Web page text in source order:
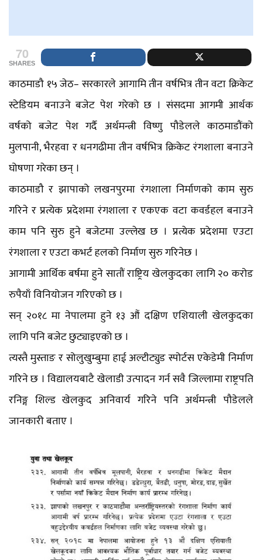
70
SHARES
काठमाडौ १५ जेठ– सरकारले आगामि तीन वर्षभित्र तीन वटा क्रिकेट
स्टेडियम बनाउने बजेट पेश गरेको छ । संसदमा आगमी आर्थक
वर्षको बजेट पेश गर्दै अर्थमन्त्री विष्णु पौडेलले काठमाडौंको
मुलपानी, भैरहवा र धनगढीमा तीन वर्षभित्र क्रिकेट रंगशाला बनाउने
घोषणा गरेका छन् ।
काठमाडौ र झापाको लखनपुरमा रंगशाला निर्माणको काम सुरु
गरिने र प्रत्येक प्रदेशमा रंगशाला र एकएक वटा कवर्डहल बनाउने
काम पनि सुरु हुने बजेटमा उल्लेख छ । प्रत्येक प्रदेशमा एउटा
रंगशाला र एउटा कभर्ट हलको निर्माण सुरु गरिनेछ ।
आगामी आर्थिक बर्षमा हुने सातौं राष्ट्रिय खेलकुदका लागि २० करोड
रुपैयाँ विनियोजन गरिएको छ ।
सन् २०१८ मा नेपालमा हुने १३ औं दक्षिण एशियाली खेलकुदका
लागि पनि बजेट छुट्याइएको छ ।
त्यस्तै मुस्ताङ र सोलुखुम्बुमा हाई अल्टीट्युड स्पोर्टस एकेडेमी निर्माण
गरिने छ । विद्यालयबाटै खेलाडी उत्पादन गर्न सवै जिल्लामा राष्ट्रपति
रनिङ्ग शिल्ड खेलकुद अनिवार्य गरिने पनि अर्थमन्त्री पौडेलले
जानकारी बताए ।